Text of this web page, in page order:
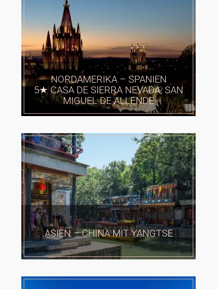
NORDAMERIKA – SPANIEN
5★ CASA DE SIERRA NEVADA, SAN
MIGUEL DE ALLENDE
ASIEN – CHINA MIT YANGTSE